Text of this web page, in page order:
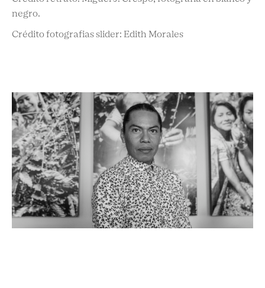
negro.
Crédito fotografias slider: Edith Morales